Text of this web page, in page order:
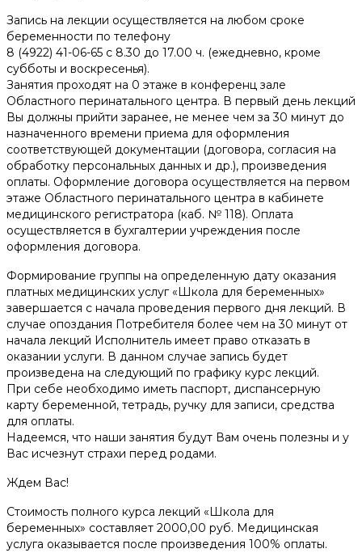
Запись на лекции осуществляется на любом сроке
беременности по телефону
8 (4922) 41-06-65 с 8.30 до 17.00 ч. (ежедневно, кроме
субботы и воскресенья).
Занятия проходят на 0 этаже в конференц зале
Областного перинатального центра. В первый день лекций
Вы должны прийти заранее, не менее чем за 30 минут до
назначенного времени приема для оформления
соответствующей документации (договора, согласия на
обработку персональных данных и др.), произведения
оплаты. Оформление договора осуществляется на первом
этаже Областного перинатального центра в кабинете
медицинского регистратора (каб. № 118). Оплата
осуществляется в бухгалтерии учреждения после
оформления договора.
Формирование группы на определенную дату оказания
платных медицинских услуг «Школа для беременных»
завершается с начала проведения первого дня лекций. В
случае опоздания Потребителя более чем на 30 минут от
начала лекций Исполнитель имеет право отказать в
оказании услуги. В данном случае запись будет
произведена на следующий по графику курс лекций.
При себе необходимо иметь паспорт, диспансерную
карту беременной, тетрадь, ручку для записи, средства
для оплаты.
Надеемся, что наши занятия будут Вам очень полезны и у
Вас исчезнут страхи перед родами.
Ждем Вас!
Стоимость полного курса лекций «Школа для
беременных» составляет 2000,00 руб. Медицинская
услуга оказывается после произведения 100% оплаты.